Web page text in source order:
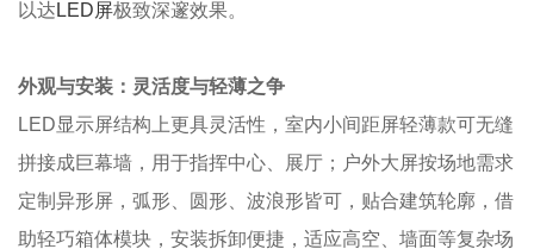
以达 LED屏极致深邃效果。
外观与安装：灵活度与轻薄之争
LED显示屏结构上更具灵活性，室内小间距屏轻薄款可无缝
拼接成巨幕墙，用于指挥中心、展厅；户外大屏按场地需求
定制异形屏，弧形、圆形、波浪形皆可，贴合建筑轮廓，借
助轻巧箱体模块，安装拆卸便捷，适应高空、墙面等复杂场